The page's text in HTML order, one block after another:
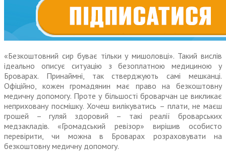
«Безкоштовний сир буває тільки у мишоловці». Такий вислів
ідеально описує ситуацію з безоплатною медициною у
Броварах. Принаймні, так стверджують самі мешканці.
Офіційно, кожен громадянин має право на безкоштовну
медичну допомогу. Проте у більшості броварчан це викликає
неприховану посмішку. Хочеш вилікуватись – плати, не маєш
грошей – гуляй здоровий – такі реалії броварських
медзакладів. «Громадський ревізор» вирішив особисто
перевірити, чи можна в Броварах розраховувати на
безкоштовну медичну допомогу.